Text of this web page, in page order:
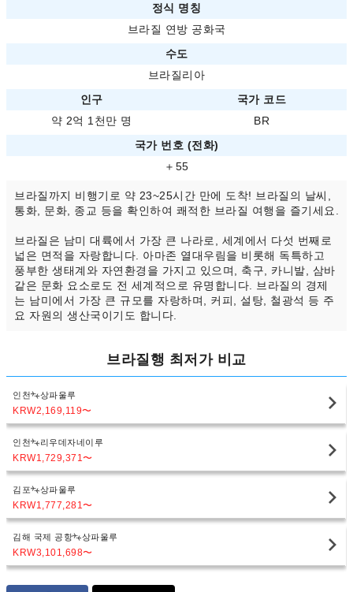
정식 명칭
브라질 연방 공화국
수도
브라질리아
인구
국가 코드
약 2억 1천만 명
BR
국가 번호 (전화)
＋55
브라질까지 비행기로 약 23~25시간 만에 도착! 브라질의 날씨,
통화, 문화, 종교 등을 확인하여 쾌적한 브라질 여행을 즐기세요.
브라질은 남미 대륙에서 가장 큰 나라로, 세계에서 다섯 번째로
넓은 면적을 자랑합니다. 아마존 열대우림을 비롯해 독특하고
풍부한 생태계와 자연환경을 가지고 있으며, 축구, 카니발, 삼바
같은 문화 요소로도 전 세계적으로 유명합니다. 브라질의 경제
는 남미에서 가장 큰 규모를 자랑하며, 커피, 설탕, 철광석 등 주
요 자원의 생산국이기도 합니다.
브라질행 최저가 비교
인천 상파울루
KRW2,169,119〜
인천 리우데자네이루
KRW1,729,371 〜
김포 상파울루
KRW1,777,281 〜
김해 국제 공항 상파울루
KRW3,101,698〜